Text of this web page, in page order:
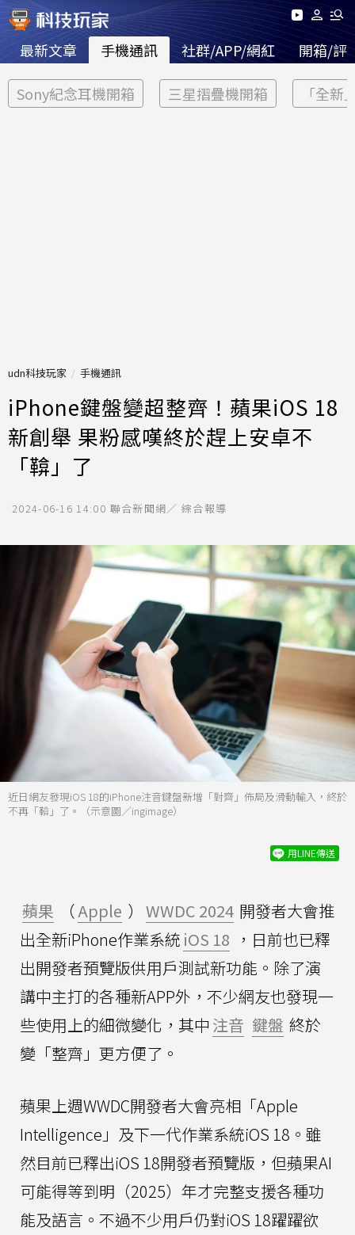
最新文章 手機通訊 社群/APP/網紅 開箱/評
Sony紀念耳機開箱 三星摺疊機開箱 「全新
udn科技玩家 手機通訊
iPhone鍵盤變超整齊！蘋果iOS 18
新創舉 果粉感嘆終於趕上安卓不
「鞥」了
2024-06-16 14:00 聯合新聞網／ 綜合報導
近日網友發現iOS 18的iPhone注音鍵盤新增「對齊」佈局及滑動輸入，終於
不再「鞥」了。（示意圖／ingimage）
用LINE傳送
蘋果 （Apple ） WWDC 2024 開發者大會推
出全新iPhone作業系統 iOS 18 ，日前也已釋
出開發者預覽版供用戶測試新功能。除了演
講中主打的各種新APP外，不少網友也發現一
些使用上的細微變化，其中注音 鍵盤 終於
變「整齊」更方便了。
蘋果上週WWDC開發者大會亮相「Apple
Intelligence」及下一代作業系統iOS 18。雖
然目前已釋出iOS 18開發者預覽版，但蘋果AI
可能得等到明（2025）年才完整支援各種功
能及語言。不過不少用戶仍對iOS 18躍躍欲